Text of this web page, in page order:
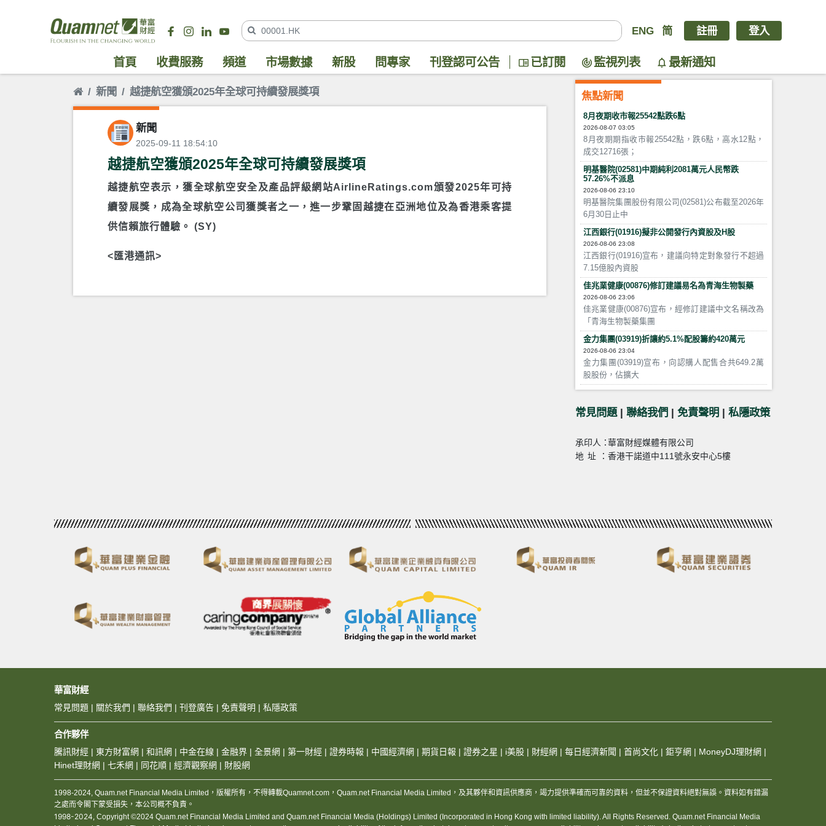
ENG 简 註冊 登入
首頁 收費服務 頻道 市場數據 新股 問專家 刊登認可公告 已訂閱 監視列表 最新通知
新聞 越捷航空獲頒2025年全球可持續發展獎項
新聞
2025-09-11 18:54:10
越捷航空獲頒2025年全球可持續發展獎項
越捷航空表示，獲全球航空安全及產品評級網站AirlineRatings.com頒發2025年可持
續發展獎，成為全球航空公司獲獎者之一，進一步鞏固越捷在亞洲地位及為香港乘客提
供信賴旅行體驗。 (SY)
<匯港通訊>
焦點新聞
8月夜期收市報25542點跌6點
2026-08-07 03:05
8月夜期期指收市報25542點，跌6點，高水12點，
成交12716張；
明基醫院(02581)中期純利2081萬元人民幣跌
57.26%不派息
2026-08-06 23:10
明基醫院集團股份有限公司(02581)公布截至2026年
6月30日止中
江西銀行(01916)擬非公開發行內資股及H股
2026-08-06 23:08
江西銀行(01916)宣布，建議向特定對象發行不超過
7.15億股內資股
佳兆業健康(00876)修訂建議易名為青海生物製藥
2026-08-06 23:06
佳兆業健康(00876)宣布，經修訂建議中文名稱改為
「青海生物製藥集團
金力集團(03919)折讓約5.1%配股籌約420萬元
2026-08-06 23:04
金力集團(03919)宣布，向認購人配售合共649.2萬
股股份，佔擴大
常見問題 | 聯絡我們 | 免責聲明 | 私隱政策
承印人：華富財經媒體有限公司
地址：香港干諾道中111號永安中心5樓
華富財經
常見問題 | 關於我們 | 聯絡我們 | 刊登廣告 | 免責聲明 | 私隱政策
合作夥伴
騰訊財經 | 東方財富網 | 和訊網 | 中金在線 | 金融界 | 全景網 | 第一財經 | 證券時報 | 中國經濟網 | 期貨日報 | 證券之星 | i美股 | 財經網 | 每日經濟新聞 | 首尚文化 | 鉅亨網 | MoneyDJ理財網 |
Hinet理財網 | 七禾網 | 同花順 | 經濟觀察網 | 財股網
1998-2024, Quam.net Financial Media Limited，版權所有，不得轉載Quamnet.com，Quam.net Financial Media Limited，及其夥伴和資訊供應商，竭力提供準確而可靠的資料，但並不保證資料絕對無誤。資料如有錯漏
之處而令閣下蒙受損失，本公司概不負責。
1998-2024, Copyright ©2024 Quam.net Financial Media Limited and Quam.net Financial Media (Holdings) Limited (Incorporated in Hong Kong with limited liability). All Rights Reserved. Quam.net Financial Media